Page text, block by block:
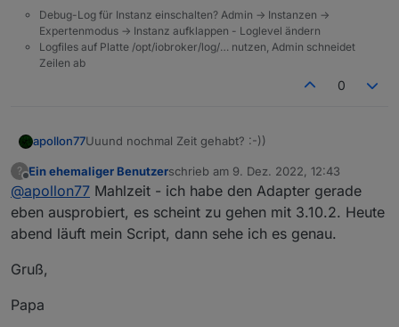
Debug-Log für Instanz einschalten? Admin -> Instanzen ->
Expertenmodus -> Instanz aufklappen - Loglevel ändern
Logfiles auf Platte /opt/iobroker/log/… nutzen, Admin schneidet
Zeilen ab
0
apollon77Uuund nochmal Zeit gehabt? :-))
?
Offline
Ein ehemaliger Benutzerschrieb am 9. Dez. 2022, 12:43
zuletzt editiert von
@apollon77 Mahlzeit - ich habe den Adapter gerade
eben ausprobiert, es scheint zu gehen mit 3.10.2. Heute
abend läuft mein Script, dann sehe ich es genau.
Gruß,
Papa